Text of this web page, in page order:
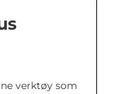
verktøy som